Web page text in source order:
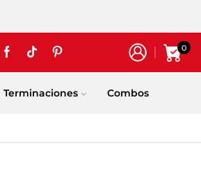
0
Terminaciones Combos